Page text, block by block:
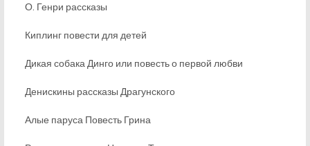
О. Генри рассказы
Киплинг повести для детей
Дикая собака Динго или повесть о первой любви
Денискины рассказы Драгунского
Алые паруса Повесть Грина